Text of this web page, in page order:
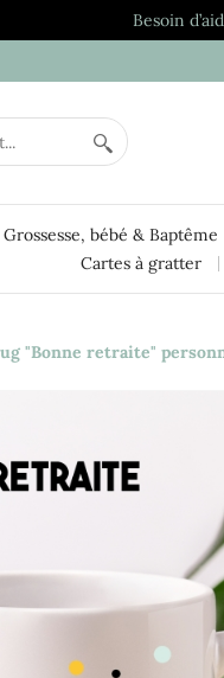
Besoin
Grossesse, bébé & Baptême
Cartes à gratter
"Bonne retraite"